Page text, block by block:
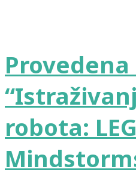
robota: